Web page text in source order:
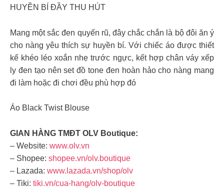
HUYỀN BÍ ĐẦY THU HÚT
Mang một sắc đen quyến rũ, đây chắc chắn là bộ đôi ăn ý
cho nàng yêu thích sự huyền bí. Với chiếc áo được thiết
kế khéo léo xoắn nhẹ trước ngực, kết hợp chân váy xếp
ly đen tạo nên set đồ tone đen hoàn hảo cho nàng mang
đi làm hoặc đi chơi đều phù hợp đó
Áo Black Twist Blouse
GIAN HÀNG TMĐT OLV Boutique:
– Website: www.olv.vn
– Shopee: shopee.vn/olv.boutique
– Lazada: www.lazada.vn/shop/olv
– Tiki: tiki.vn/cua-hang/olv-boutique